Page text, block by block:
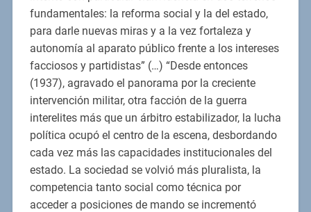
fundamentales: la reforma social y la del estado,
para darle nuevas miras y a la vez fortaleza y
autonomía al aparato público frente a los intereses
facciosos y partidistas” (…) “Desde entonces
(1937), agravado el panorama por la creciente
intervención militar, otra facción de la guerra
interelites más que un árbitro estabilizador, la lucha
política ocupó el centro de la escena, desbordando
cada vez más las capacidades institucionales del
estado. La sociedad se volvió más pluralista, la
competencia tanto social como técnica por
acceder a posiciones de mando se incrementó